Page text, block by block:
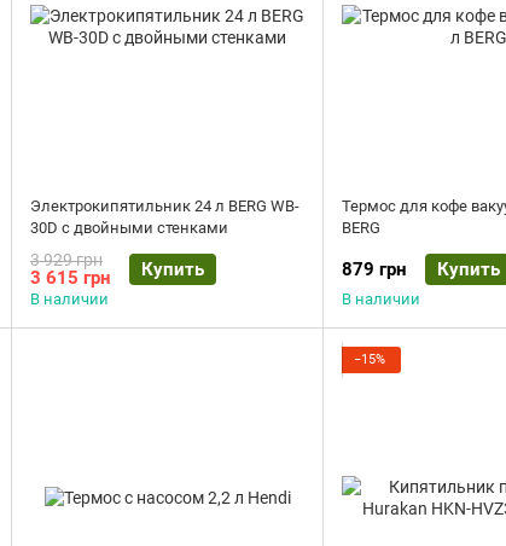
Электрокипятильник 24 л BERG WB-
30D с двойными стенками
3 929 грн
3 615 грн Купить
В наличии
Термос для кофе
BERG
879 грн Купить
В наличии
−15%